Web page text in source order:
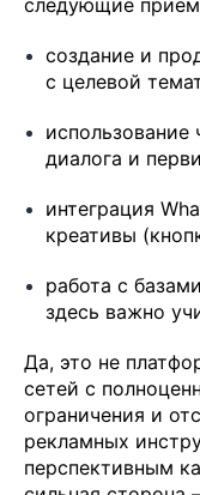
создание и
с целевой
использование
диалога и
интеграция
креативы
работа с
здесь важно
Да, это не
сетей с
ограничения и
рекламных
перспективным